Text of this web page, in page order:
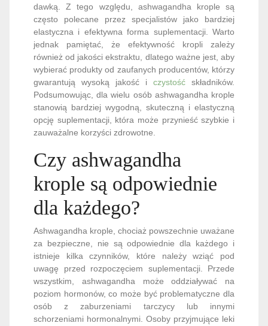
również od jakości ekstraktu, dlatego ważne jest, aby
wybierać produkty od zaufanych producentów, którzy
gwarantują wysoką jakość i czystośćskładników.
Podsumowując, dla wielu osób ashwagandha krople
stanowią bardziej wygodną, skuteczną i elastyczną
opcję suplementacji, która może przynieść szybkie i
zauważalne korzyści zdrowotne.
Czy ashwagandha
krople są odpowiednie
dla każdego?
Ashwagandha krople, chociaż powszechnie uważane
za bezpieczne, nie są odpowiednie dla każdego i
istnieje kilka czynników, które należy wziąć pod
uwagę przed rozpoczęciem suplementacji. Przede
wszystkim, ashwagandha może oddziaływać na
poziom hormonów, co może być problematyczne dla
osób z zaburzeniami tarczycy lub innymi
schorzeniami hormonalnymi. Osoby przyjmujące leki
na tarczycę powinny skonsultować się z lekarzem
przed rozpoczęciem stosowania ashwagandha
krople, aby uniknąć potencjalnych interakcji lub
niepożądanych efektów. Ponadto, ashwagandha